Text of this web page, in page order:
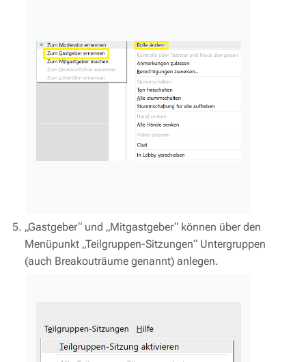
„Gastgeber“ und „Mitgastgeber“ können über den
Menüpunkt „Teilgruppen-Sitzungen“ Untergruppen
(auch Breakouträume genannt) anlegen.